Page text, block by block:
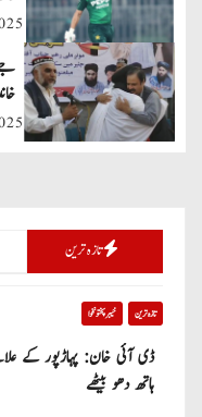
i
g
a
o
n
تازہ ترین
تازہ ترین خیبر پختونخوا
ڈی آئی خان: پہاڑپور کے
ہاتھ دھو بیٹھے